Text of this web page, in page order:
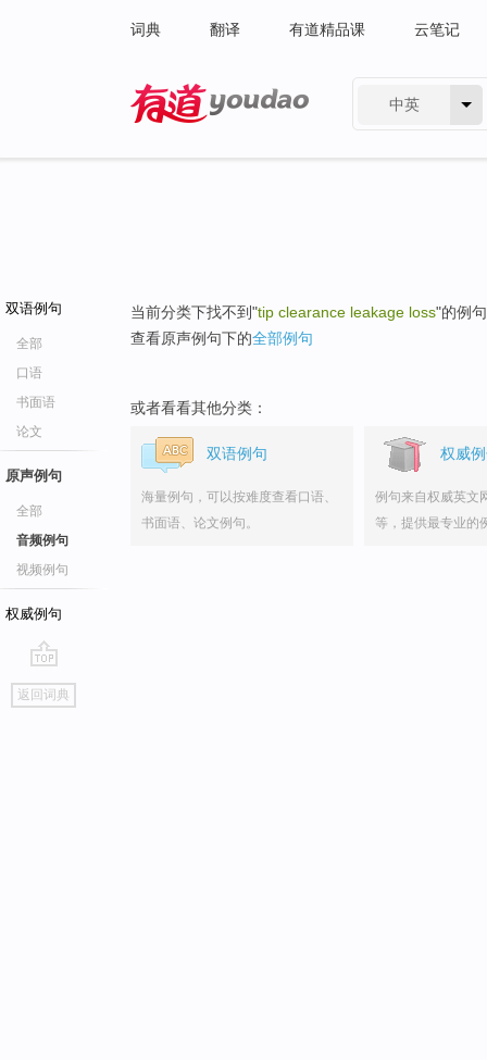
词典 翻译 有道精品课 云笔记
中英
双语例句
全部
口语
书面语
论文
原声例句
全部
音频例句
视频例句
权威例句
go
top
返回词典
当前分类下找不到"tip clearance leakage loss"的例
查看原声例句下的全部例句
或者看看其他分类：
双语例句
海量例句，可以按难度查看口语、
书面语、论文例句。
权威
例句来自权威英文
等，提供最专业的